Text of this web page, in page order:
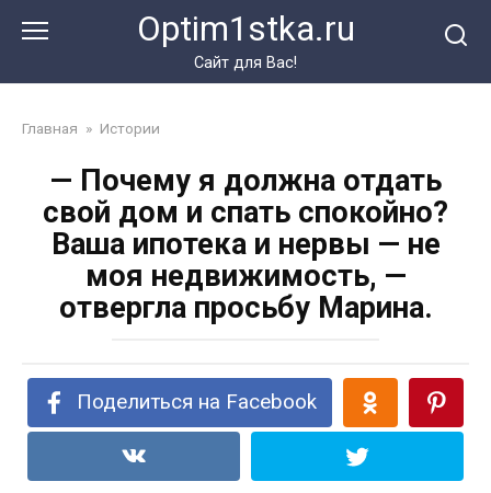
Optim1stka.ru
Сайт для Вас!
Главная » Истории
— Почему я должна отдать
свой дом и спать спокойно?
Ваша ипотека и нервы — не
моя недвижимость, —
отвергла просьбу Марина.
Поделиться на Facebook